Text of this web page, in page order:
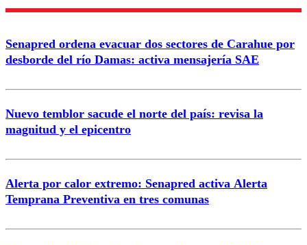
Correo
Senapred ordena evacuar dos sectores de Carahue por
desborde del río Damas: activa mensajería SAE
Nuevo temblor sacude el norte del país: revisa la
magnitud y el epicentro
Alerta por calor extremo: Senapred activa Alerta
Temprana Preventiva en tres comunas